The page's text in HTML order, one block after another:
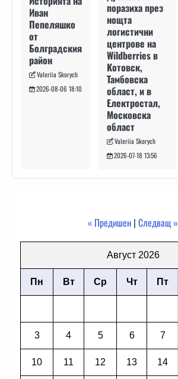
Иван
Пепеляшко
от
Болградския
район
Valeriia Skorych
2026-08-06 18:10
поразиха през
нощта
логистични
центрове на
Wildberries в
Котовск,
Тамбовска
област, и в
Електростал,
Московска
област
Valeriia Skorych
2026-07-18 13:56
« Предишен | Следващ »
Август 2026
Пн Вт Ср Чт Пт
3 4 5 6 7
10 11 12 13 14